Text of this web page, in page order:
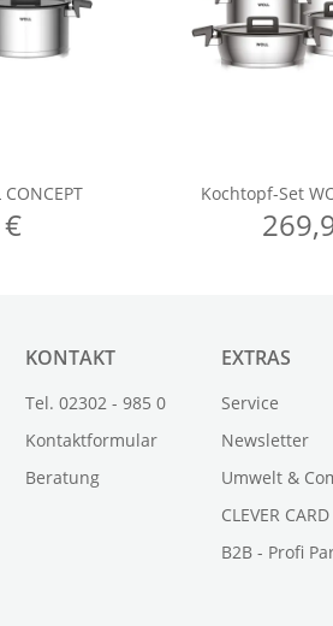
KONTAKT
Tel. 02302 - 985 0
Kontaktformular
Beratung
EXTRAS
Service
Newsletter
Umwelt &
CLEVER CARD
B2B - Profi